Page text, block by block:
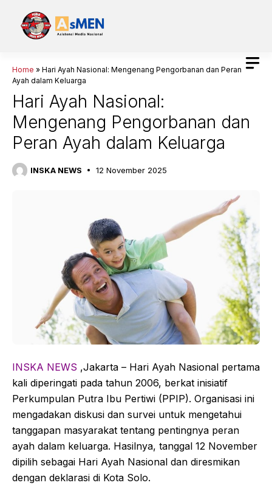
Home » Hari Ayah Nasional: Mengenang Pengorbanan dan Peran
Ayah dalam Keluarga
Hari Ayah Nasional:
Mengenang Pengorbanan dan
Peran Ayah dalam Keluarga
INSKA NEWS 12 November 2025
INSKA NEWS ,Jakarta – Hari Ayah Nasional pertama
kali diperingati pada tahun 2006, berkat inisiatif
Perkumpulan Putra Ibu Pertiwi (PPIP). Organisasi ini
mengadakan diskusi dan survei untuk mengetahui
tanggapan masyarakat tentang pentingnya peran
ayah dalam keluarga. Hasilnya, tanggal 12 November
dipilih sebagai Hari Ayah Nasional dan diresmikan
dengan deklarasi di Kota Solo.